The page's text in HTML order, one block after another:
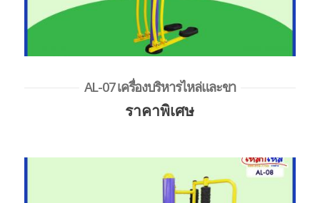
AL-07 เครื่องบริหารไหล่และขา
ราคาพิเศษ